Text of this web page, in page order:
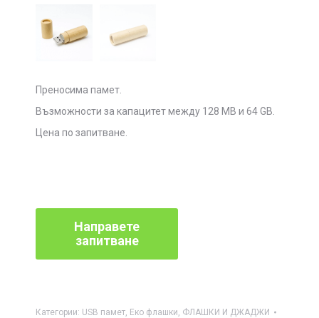
Преносима памет.
Възможности за капацитет между 128 МВ и 64 GB.
Цена по запитване.
Категории: USB памет Еко флашки ФЛАШКИ И ДЖАДЖИ